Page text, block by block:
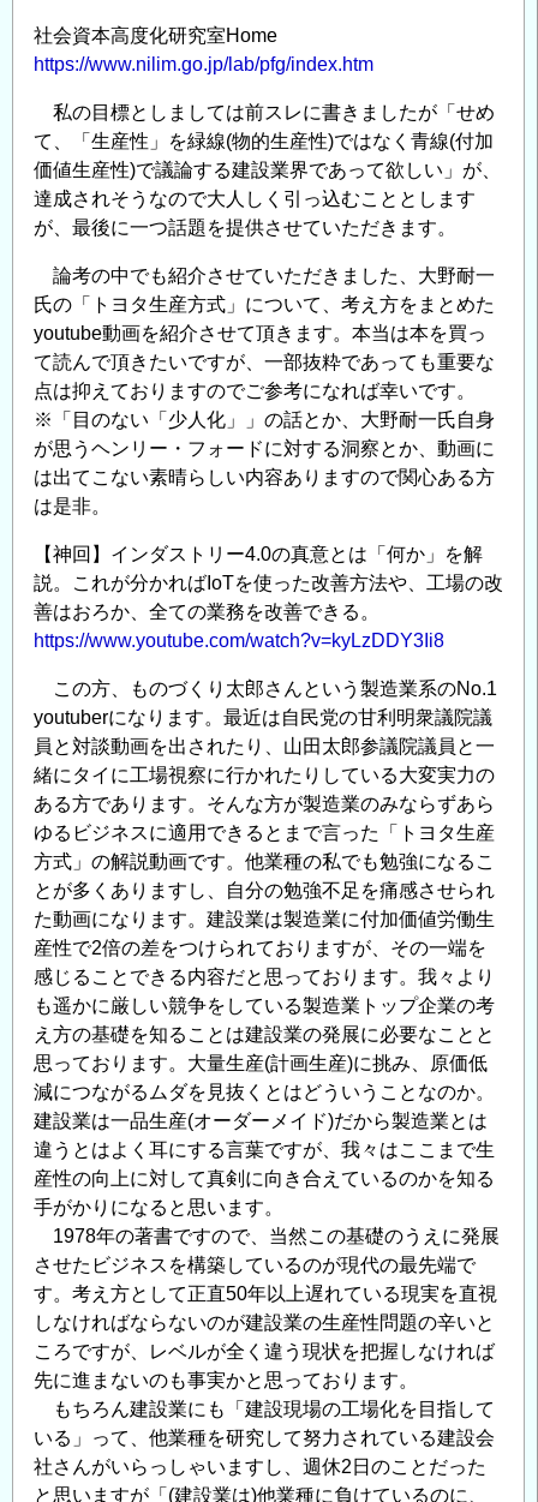
社会資本高度化研究室Home
https://www.nilim.go.jp/lab/pfg/index.htm
私の目標としましては前スレに書きましたが「せめ
て、「生産性」を緑線(物的生産性)ではなく青線(付加
価値生産性)で議論する建設業界であって欲しい」が、
達成されそうなので大人しく引っ込むこととします
が、最後に一つ話題を提供させていただきます。
論考の中でも紹介させていただきました、大野耐一
氏の「トヨタ生産方式」について、考え方をまとめた
youtube動画を紹介させて頂きます。本当は本を買っ
て読んで頂きたいですが、一部抜粋であっても重要な
点は抑えておりますのでご参考になれば幸いです。
※「目のない「少人化」」の話とか、大野耐一氏自身
が思うヘンリー・フォードに対する洞察とか、動画に
は出てこない素晴らしい内容ありますので関心ある方
は是非。
【神回】インダストリー4.0の真意とは「何か」を解
説。これが分かればIoTを使った改善方法や、工場の改
善はおろか、全ての業務を改善できる。
https://www.youtube.com/watch?v=kyLzDDY3Ii8
この方、ものづくり太郎さんという製造業系のNo.1
youtuberになります。最近は自民党の甘利明衆議院議
員と対談動画を出されたり、山田太郎参議院議員と一
緒にタイに工場視察に行かれたりしている大変実力の
ある方であります。そんな方が製造業のみならずあら
ゆるビジネスに適用できるとまで言った「トヨタ生産
方式」の解説動画です。他業種の私でも勉強になるこ
とが多くありますし、自分の勉強不足を痛感させられ
た動画になります。建設業は製造業に付加価値労働生
産性で2倍の差をつけられておりますが、その一端を
感じることできる内容だと思っております。我々より
も遥かに厳しい競争をしている製造業トップ企業の考
え方の基礎を知ることは建設業の発展に必要なことと
思っております。大量生産(計画生産)に挑み、原価低
減につながるムダを見抜くとはどういうことなのか。
建設業は一品生産(オーダーメイド)だから製造業とは
違うとはよく耳にする言葉ですが、我々はここまで生
産性の向上に対して真剣に向き合えているのかを知る
手がかりになると思います。
1978年の著書ですので、当然この基礎のうえに発展
させたビジネスを構築しているのが現代の最先端で
す。考え方として正直50年以上遅れている現実を直視
しなければならないのが建設業の生産性問題の辛いと
ころですが、レベルが全く違う現状を把握しなければ
先に進まないのも事実かと思っております。
もちろん建設業にも「建設現場の工場化を目指して
いる」って、他業種を研究して努力されている建設会
社さんがいらっしゃいますし、週休2日のことだった
と思いますが「(建設業は)他業種に負けているのに、